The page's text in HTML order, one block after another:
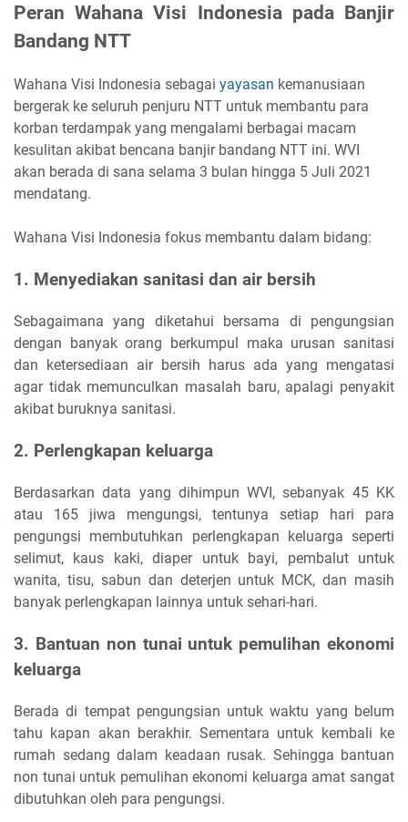
Peran Wahana Visi Indonesia pada Banjir
Bandang NTT
Wahana Visi Indonesia sebagai yayasan kemanusiaan
bergerak ke seluruh penjuru NTT untuk membantu para
korban terdampak yang mengalami berbagai macam
kesulitan akibat bencana banjir bandang NTT ini. WVI
akan berada di sana selama 3 bulan hingga 5 Juli 2021
mendatang.
Wahana Visi Indonesia fokus membantu dalam bidang:
1. Menyediakan sanitasi dan air bersih
Sebagaimana yang diketahui bersama di pengungsian
dengan banyak orang berkumpul maka urusan sanitasi
dan ketersediaan air bersih harus ada yang mengatasi
agar tidak memunculkan masalah baru, apalagi penyakit
akibat buruknya sanitasi.
2. Perlengkapan keluarga
Berdasarkan data yang dihimpun WVI, sebanyak 45 KK
atau 165 jiwa mengungsi, tentunya setiap hari para
pengungsi membutuhkan perlengkapan keluarga seperti
selimut, kaus kaki, diaper untuk bayi, pembalut untuk
wanita, tisu, sabun dan deterjen untuk MCK, dan masih
banyak perlengkapan lainnya untuk sehari-hari.
3. Bantuan non tunai untuk pemulihan ekonomi
keluarga
Berada di tempat pengungsian untuk waktu yang belum
tahu kapan akan berakhir. Sementara untuk kembali ke
rumah sedang dalam keadaan rusak. Sehingga bantuan
non tunai untuk pemulihan ekonomi keluarga amat sangat
dibutuhkan oleh para pengungsi.